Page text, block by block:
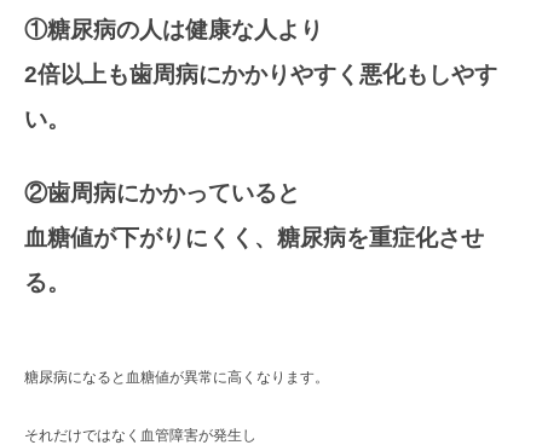
①糖尿病の人は健康な人より
2倍以上も歯周病にかかりやすく悪化もしやす
い。
②歯周病にかかっていると
血糖値が下がりにくく、糖尿病を重症化させ
る。
糖尿病になると血糖値が異常に高くなります。
それだけではなく血管障害が発生し